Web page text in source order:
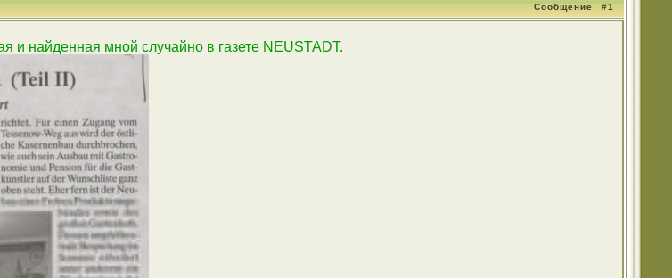
Сообщение #1
найденная мной случайно в газете NEUSTADT.